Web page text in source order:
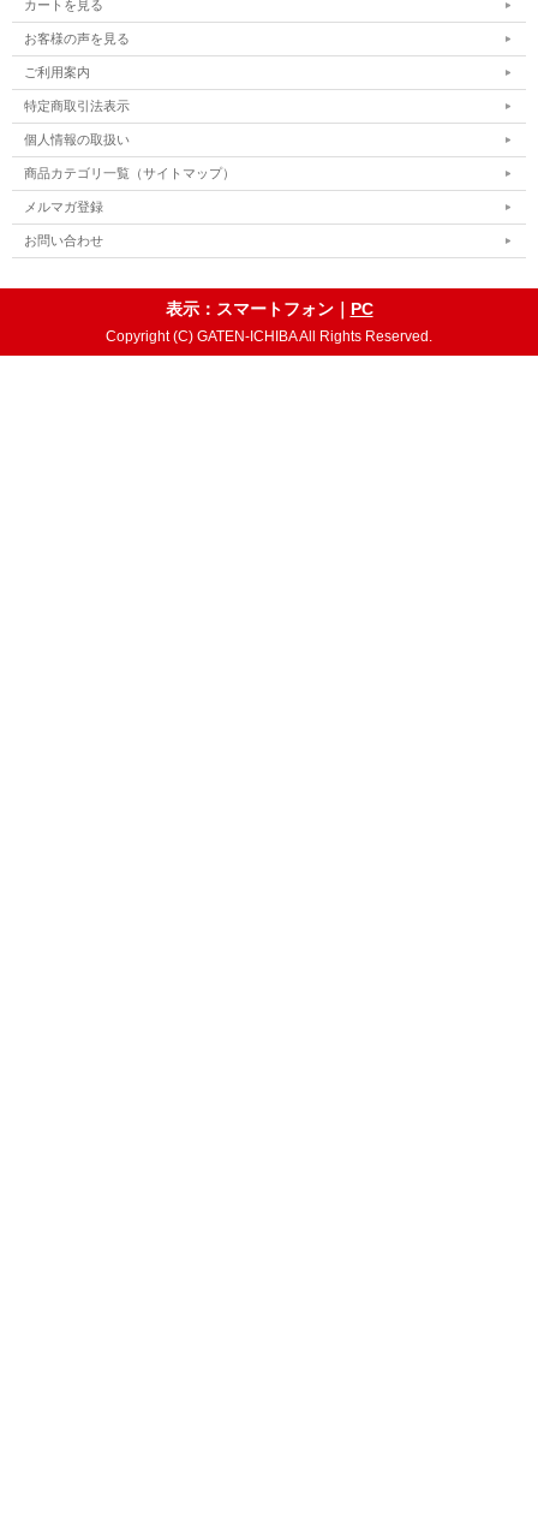
カートを見る
お客様の声を見る
ご利用案内
特定商取引法表示
個人情報の取扱い
商品カテゴリ一覧（サイトマップ）
メルマガ登録
お問い合わせ
表示：スマートフォン｜ PC
Copyright (C) GATEN-ICHIBA All Rights Reserved.